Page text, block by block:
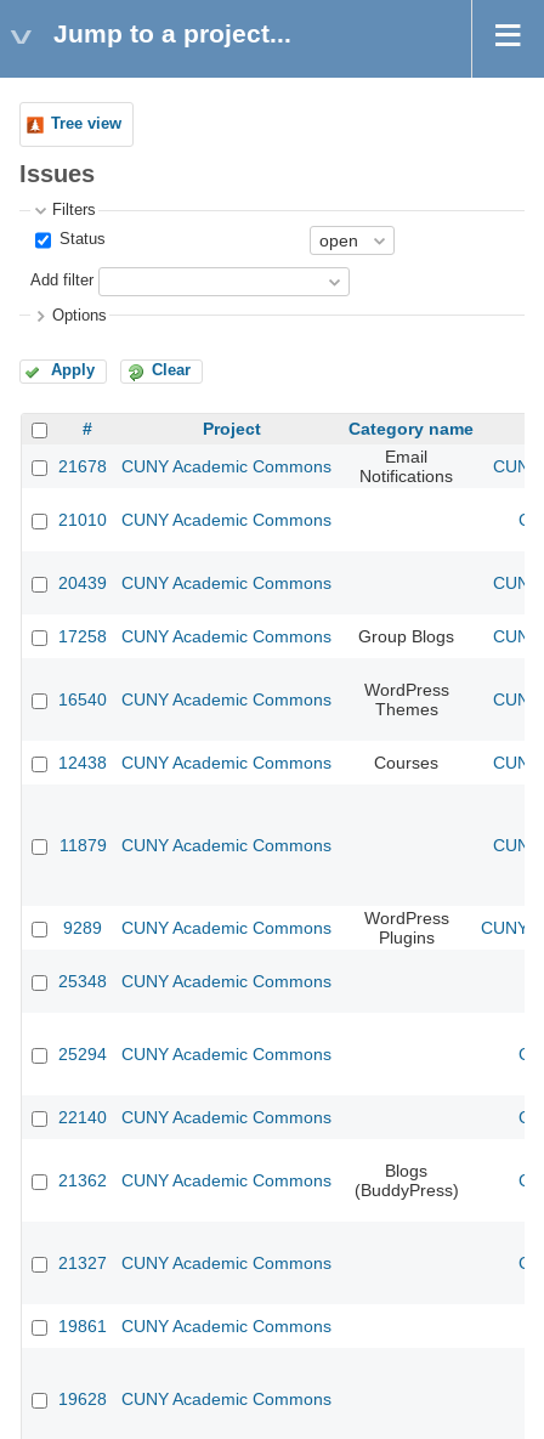
Jump to a project...
Tree view
Issues
Filters
Status
Add filter
Options
Apply Clear
# Project
Category name
21678
CUNY Academic Commons
Email
Notifications
21010 CUNY Academic Commons
20439 CUNY Academic Commons
17258 CUNY Academic Commons Group Blogs
16540 CUNY Academic Commons
WordPress
Themes
12438 CUNY Academic Commons Courses
11879 CUNY Academic Commons
9289 CUNY Academic Commons
WordPress
Plugins
CUNY
25348 CUNY Academic Commons
25294 CUNY Academic Commons
22140 CUNY Academic Commons
21362 CUNY Academic Commons
Blogs
(BuddyPress)
21327 CUNY Academic Commons
19861 CUNY Academic Commons
19628 CUNY Academic Commons